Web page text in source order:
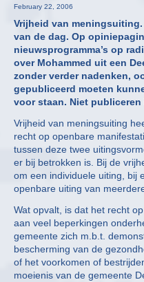
February 22, 2006
Vrijheid van
van de dag. Op
nieuwsprogramma’s op
over Mohammed uit een
zonder verder nadenken,
gepubliceerd moeten
voor staan. Niet
Vrijheid van meningsuiting
recht op openbare
tussen deze twee
er bij betrokken is. Bij de
om een individuele uiting, bij
openbare uiting van
Wat opvalt, is dat het recht
aan veel beperkingen
gemeente zich m.b.t.
bescherming van de
of het voorkomen of
moeienis van de gemeente